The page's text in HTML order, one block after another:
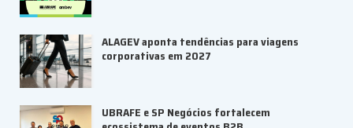
ALAGEV aponta tendências para viagens
corporativas em 2027
UBRAFE e SP Negócios fortalecem